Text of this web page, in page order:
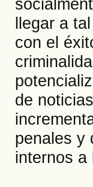
llegar a
con el
de
penales y
internos a